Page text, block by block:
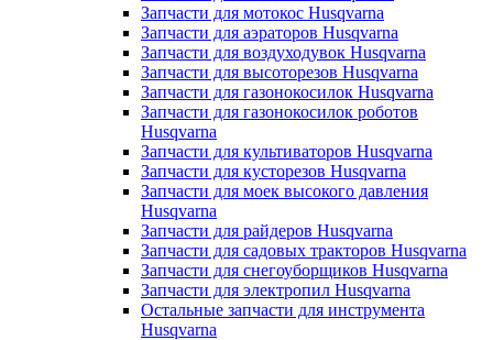
Запчасти для мотокос Husqvarna
Запчасти для аэраторов Husqvarna
Запчасти для воздуходувок Husqvarna
Запчасти для высоторезов Husqvarna
Запчасти для газонокосилок Husqvarna
Запчасти для газонокосилок роботов
Husqvarna
Запчасти для культиваторов Husqvarna
Запчасти для кусторезов Husqvarna
Запчасти для моек высокого давления
Husqvarna
Запчасти для райдеров Husqvarna
Запчасти для садовых тракторов Husqvarna
Запчасти для снегоуборщиков Husqvarna
Запчасти для электропил Husqvarna
Остальные запчасти для инструмента
Husqvarna